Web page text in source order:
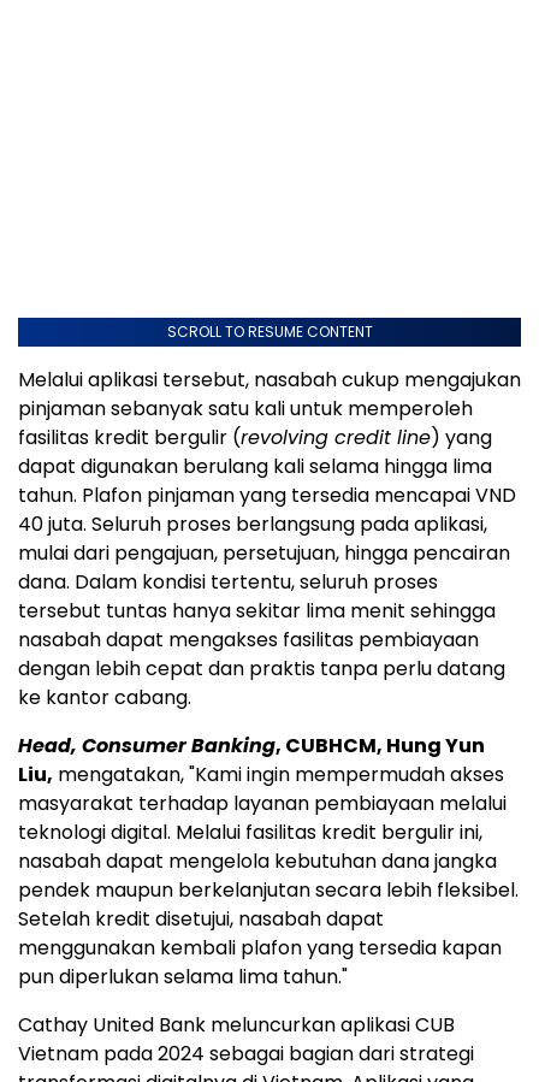
SCROLL TO RESUME CONTENT
Melalui aplikasi tersebut, nasabah cukup mengajukan
pinjaman sebanyak satu kali untuk memperoleh
fasilitas kredit bergulir (revolving credit line) yang
dapat digunakan berulang kali selama hingga lima
tahun. Plafon pinjaman yang tersedia mencapai VND
40 juta. Seluruh proses berlangsung pada aplikasi,
mulai dari pengajuan, persetujuan, hingga pencairan
dana. Dalam kondisi tertentu, seluruh proses
tersebut tuntas hanya sekitar lima menit sehingga
nasabah dapat mengakses fasilitas pembiayaan
dengan lebih cepat dan praktis tanpa perlu datang
ke kantor cabang.
Head, Consumer Banking, CUBHCM, Hung Yun
Liu, mengatakan, "Kami ingin mempermudah akses
masyarakat terhadap layanan pembiayaan melalui
teknologi digital. Melalui fasilitas kredit bergulir ini,
nasabah dapat mengelola kebutuhan dana jangka
pendek maupun berkelanjutan secara lebih fleksibel.
Setelah kredit disetujui, nasabah dapat
menggunakan kembali plafon yang tersedia kapan
pun diperlukan selama lima tahun."
Cathay United Bank meluncurkan aplikasi CUB
Vietnam pada 2024 sebagai bagian dari strategi